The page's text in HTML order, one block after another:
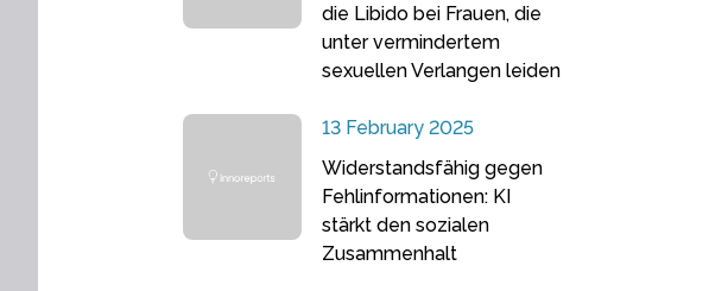
die Libido bei Frauen, die
unter vermindertem
sexuellen Verlangen leiden
13 February 2025
Widerstandsfähig gegen
Fehlinformationen: KI
stärkt den sozialen
Zusammenhalt